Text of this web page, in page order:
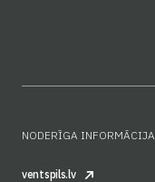
NODERĪGA INFORMĀCIJA
ventspils.lv